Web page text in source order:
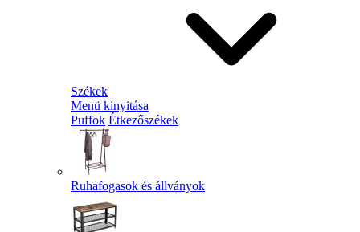
Székek
Menü kinyitása
Puffok Étkezőszékek
Ruhafogasok és állványok